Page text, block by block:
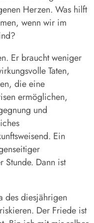
Herzen. Was hilft
wenn wir im
Er braucht weniger
Taten,
die eine
ermöglichen,
und
Ein
Stunde. Dann ist
des diesjährigen
Der Friede ist